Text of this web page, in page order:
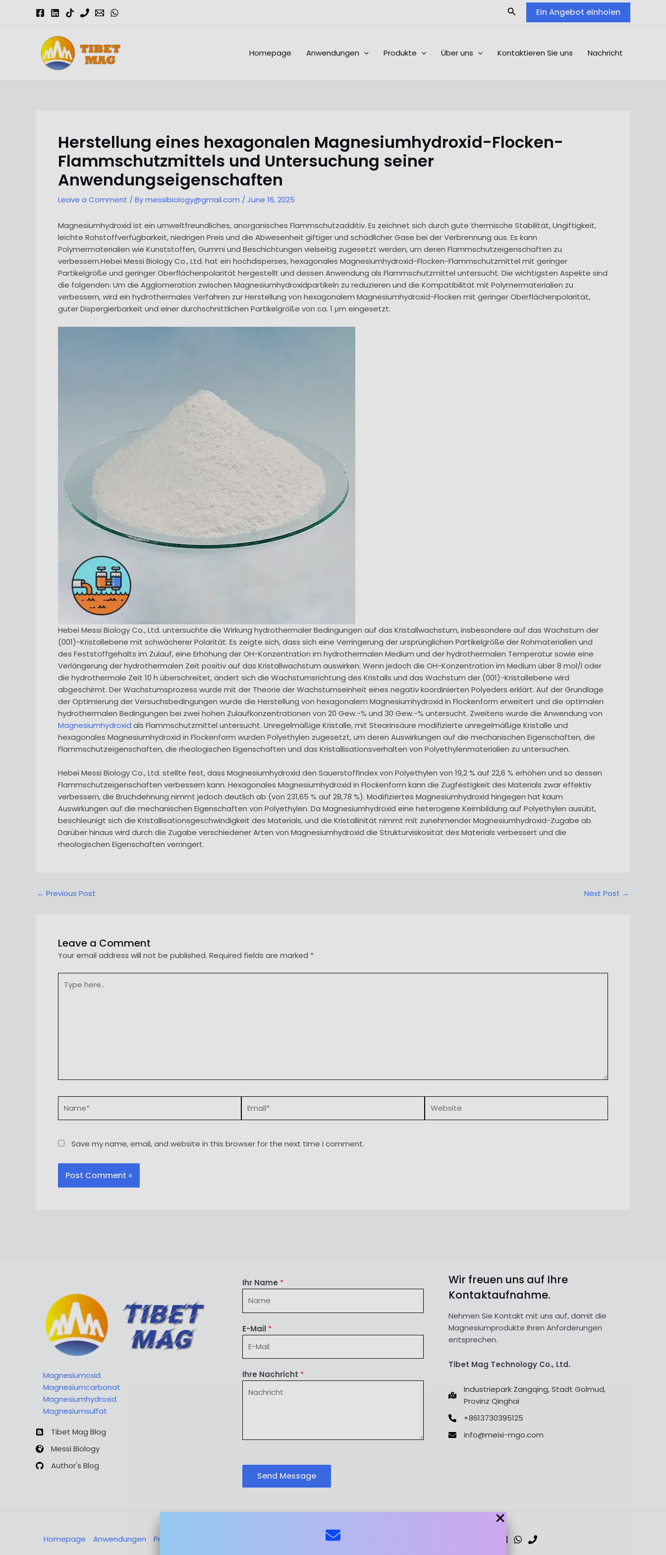
SearchEin Angebot einholen
Homepage Anwendungen Produkte Über uns Kontaktieren Sie uns Nachricht
Herstellung eines hexagonalen Magnesiumhydroxid-Flocken-
Flammschutzmittels und Untersuchung seiner
Anwendungseigenschaften
Leave a Comment / Bymessibiology@gmail.com / June 16, 2025
Magnesiumhydroxid ist ein umweltfreundliches, anorganisches Flammschutzadditiv. Es zeichnet sich durch gute thermische Stabilität, Ungiftigkeit,
leichte Rohstoffverfügbarkeit, niedrigen Preis und die Abwesenheit giftiger und schädlicher Gase bei der Verbrennung aus. Es kann
Polymermaterialien wie Kunststoffen, Gummi und Beschichtungen vielseitig zugesetzt werden, um deren Flammschutzeigenschaften zu
verbessern.Hebei Messi Biology Co., Ltd. hat ein hochdisperses, hexagonales Magnesiumhydroxid-Flocken-Flammschutzmittel mit geringer
Partikelgröße und geringer Oberflächenpolarität hergestellt und dessen Anwendung als Flammschutzmittel untersucht. Die wichtigsten Aspekte sind
die folgenden: Um die Agglomeration zwischen Magnesiumhydroxidpartikeln zu reduzieren und die Kompatibilität mit Polymermaterialien zu
verbessern, wird ein hydrothermales Verfahren zur Herstellung von hexagonalem Magnesiumhydroxid-Flocken mit geringer Oberflächenpolarität,
guter Dispergierbarkeit und einer durchschnittlichen Partikelgröße von ca. 1 μm eingesetzt.
Hebei Messi Biology Co., Ltd. untersuchte die Wirkung hydrothermaler Bedingungen auf das Kristallwachstum, insbesondere auf das Wachstum der
(001)-Kristallebene mit schwächerer Polarität. Es zeigte sich, dass sich eine Verringerung der ursprünglichen Partikelgröße der Rohmaterialien und
des Feststoffgehalts im Zulauf, eine Erhöhung der OH-Konzentration im hydrothermalen Medium und der hydrothermalen Temperatur sowie eine
Verlängerung der hydrothermalen Zeit positiv auf das Kristallwachstum auswirken. Wenn jedoch die OH-Konzentration im Medium über 8 mol/l oder
die hydrothermale Zeit 10 h überschreitet, ändert sich die Wachstumsrichtung des Kristalls und das Wachstum der (001)-Kristallebene wird
abgeschirmt. Der Wachstumsprozess wurde mit der Theorie der Wachstumseinheit eines negativ koordinierten Polyeders erklärt. Auf der Grundlage
der Optimierung der Versuchsbedingungen wurde die Herstellung von hexagonalem Magnesiumhydroxid in Flockenform erweitert und die optimalen
hydrothermalen Bedingungen bei zwei hohen Zulaufkonzentrationen von 20 Gew.-% und 30 Gew.-% untersucht. Zweitens wurde die Anwendung von
Magnesiumhydroxid als Flammschutzmittel untersucht. Unregelmäßige Kristalle, mit Stearinsäure modifizierte unregelmäßige Kristalle und
hexagonales Magnesiumhydroxid in Flockenform wurden Polyethylen zugesetzt, um deren Auswirkungen auf die mechanischen Eigenschaften, die
Flammschutzeigenschaften, die rheologischen Eigenschaften und das Kristallisationsverhalten von Polyethylenmaterialien zu untersuchen.
Hebei Messi Biology Co., Ltd. stellte fest, dass Magnesiumhydroxid den Sauerstoffindex von Polyethylen von 19,2 % auf 22,6 % erhöhen und so dessen
Flammschutzeigenschaften verbessern kann. Hexagonales Magnesiumhydroxid in Flockenform kann die Zugfestigkeit des Materials zwar effektiv
verbessern, die Bruchdehnung nimmt jedoch deutlich ab (von 231,65 % auf 28,78 %). Modifiziertes Magnesiumhydroxid hingegen hat kaum
Auswirkungen auf die mechanischen Eigenschaften von Polyethylen. Da Magnesiumhydroxid eine heterogene Keimbildung auf Polyethylen ausübt,
beschleunigt sich die Kristallisationsgeschwindigkeit des Materials, und die Kristallinität nimmt mit zunehmender Magnesiumhydroxid-Zugabe ab.
Darüber hinaus wird durch die Zugabe verschiedener Arten von Magnesiumhydroxid die Strukturviskosität des Materials verbessert und die
rheologischen Eigenschaften verringert.
Post
← Previous Post Next Post →
Leave a Comment
Your email address will not be published. Required fields are marked *
here..
Save my name, email, and website in this browser for the next time I comment.
Magnesiumoxid
Magnesiumcarbonat
Magnesiumhydroxid
Magnesiumsulfat
Tibet Mag Blog
Messi Biology
Author's Blog
Ihr Name *
E-Mail *
Ihre Nachricht *
Send Message
Wir freuen uns auf Ihre
Kontaktaufnahme.
Nehmen Sie Kontakt mit uns auf, damit die
Magnesiumprodukte Ihren Anforderungen
entsprechen.
Tibet Mag Technology Co., Ltd.
Industriepark Zangqing, Stadt Golmud,
Provinz Qinghai
+8613730395125
info@meixi-mgo.com
Homepage Anwendungen Produkte